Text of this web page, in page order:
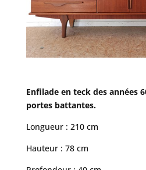
Enfilade en teck des années
portes battantes.
Longueur : 210 cm
Hauteur : 78 cm